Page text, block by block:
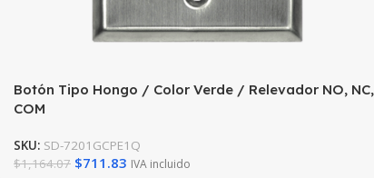
Botón Tipo Hongo / Color Verde / Relevador NO, NC,
COM
SKU: SD-7201GCPE1Q
$1,164.07 $711.83 IVA incluido